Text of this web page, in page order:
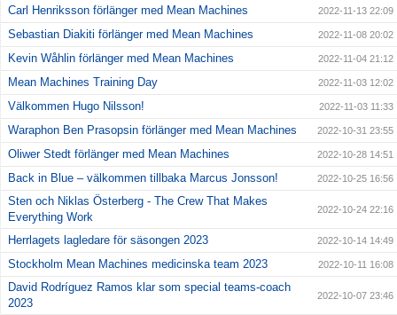
Carl Henriksson förlänger med Mean Machines 2022-11-13 22:09
Sebastian Diakiti förlänger med Mean Machines 2022-11-08 20:02
Kevin Wåhlin förlänger med Mean Machines 2022-11-04 21:12
Mean Machines Training Day 2022-11-03 12:02
Välkommen Hugo Nilsson! 2022-11-03 11:33
Waraphon Ben Prasopsin förlänger med Mean Machines 2022-10-31 23:55
Oliwer Stedt förlänger med Mean Machines 2022-10-28 14:51
Back in Blue – välkommen tillbaka Marcus Jonsson! 2022-10-25 16:56
Sten och Niklas Österberg - The Crew That Makes
Everything Work
2022-10-24 22:16
Herrlagets lagledare för säsongen 2023 2022-10-14 14:49
Stockholm Mean Machines medicinska team 2023 2022-10-11 16:08
David Rodríguez Ramos klar som special teams-coach
2023
2022-10-07 23:46